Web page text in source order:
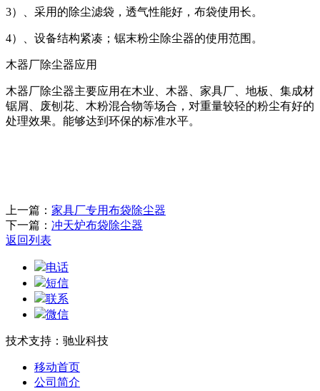
3）、采用的除尘滤袋，透气性能好，布袋使用长。
4）、设备结构紧凑；锯末粉尘除尘器的使用范围。
木器厂除尘器应用
木器厂除尘器主要应用在木业、木器、家具厂、地板、集成材
锯屑、废刨花、木粉混合物等场合，对重量较轻的粉尘有好的
处理效果。能够达到环保的标准水平。
上一篇： 家具厂专用布袋除尘器
下一篇： 冲天炉布袋除尘器
返回列表
电话
短信
联系
微信
技术支持：驰业科技
移动首页
公司简介